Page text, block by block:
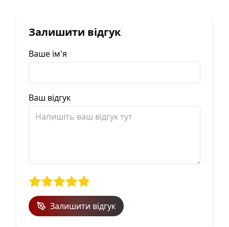
Залишити відгук
Ваше ім'я
Ваш відгук
Залишити відгук